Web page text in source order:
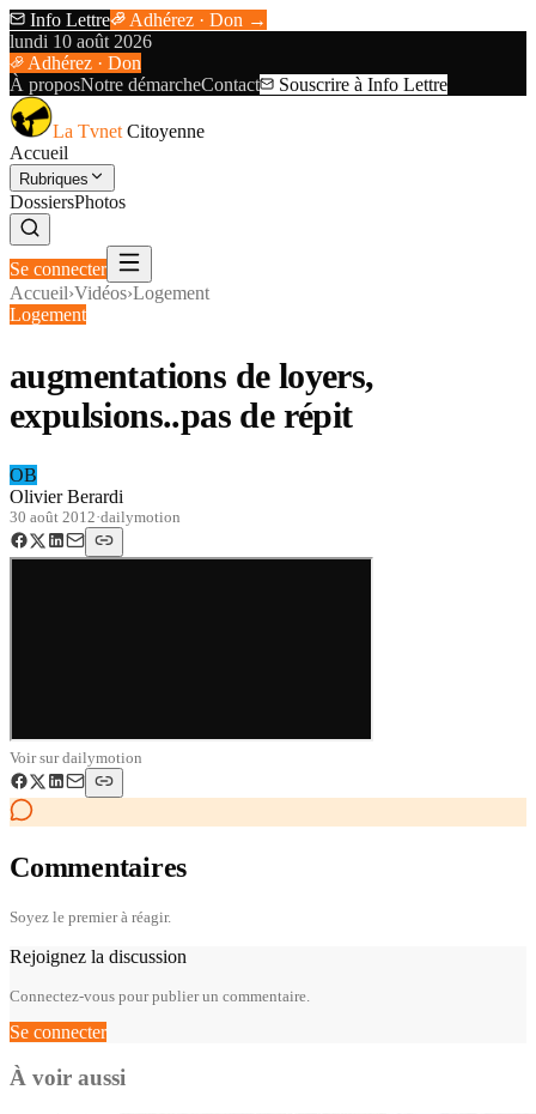
Info Lettre
Adhérez · Don →
lundi 10 août 2026
Adhérez · Don
À proposNotre démarcheContact Souscrire à Info Lettre
La Tvnet Citoyenne
Accueil
Rubriques
DossiersPhotos
Se connecter
Accueil›Vidéos›Logement
Logement
augmentations de loyers,
expulsions..pas de répit
OB
Olivier Berardi
30 août 2012·dailymotion
Voir surdailymotion
Commentaires
Soyez le premier à réagir.
Rejoignez la discussion
Connectez-vous pour publier un commentaire.
Se connecter
À voir aussi